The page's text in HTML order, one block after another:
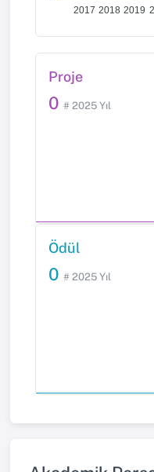
2017 2018 2019
Proje
0 # 2025 Yıl
Ödül
0 # 2025 Yıl